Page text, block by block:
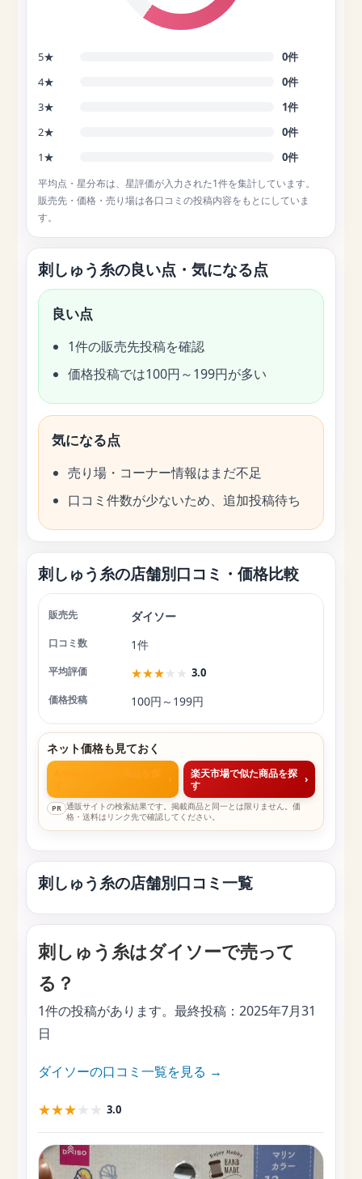
5★
0件
4★
0件
3★
1件
2★
0件
1★
0件
平均点・星分布は、星評価が入力された1件を集計しています。
販売先・価格・売り場は各口コミの投稿内容をもとにしていま
す。
刺しゅう糸の良い点・気になる点
良い点
1件の販売先投稿を確認
価格投稿では100円～199円が多い
気になる点
売り場・コーナー情報はまだ不足
口コミ件数が少ないため、追加投稿待ち
刺しゅう糸の店舗別口コミ・価格比較
店舗 口コミ数 平均評価
ダイソー
1件
★★★ ★ ★ 3.0
100円～199円
ネット価格も見ておく
›
楽天市場で似た商品を探
す
›
PR 通販サイトの検索結果です。掲載商品と同一とは限りません。価
格・送料はリンク先で確認してください。
刺しゅう糸の店舗別口コミ一覧
刺しゅう糸はダイソーで売って
る？
1件の投稿があります。最終投稿： 2025年7月31
日
ダイソーの口コミ一覧を見る →
★★★★ ★ 3.0